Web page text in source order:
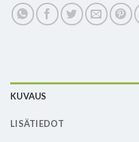
KUVAUS
LISÄTIEDOT